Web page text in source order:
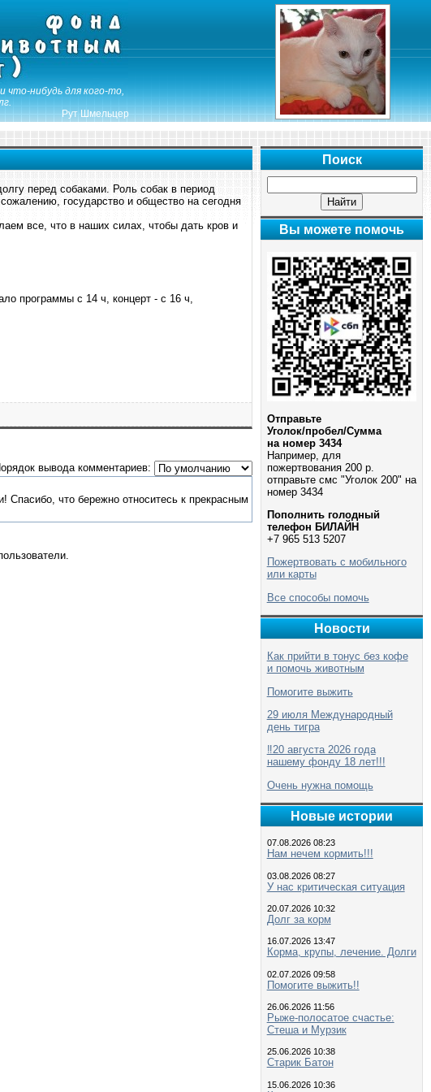
что-нибудь для кого-то,
Рут Шмельцер
Поиск
Вы можете помочь
Отправьте
Уголок/пробел/Сумма
на номер 3434
Например, для
пожертвования 200 р.
отправьте смс "Уголок 200" на
номер 3434
Пополнить голодный
телефон БИЛАЙН
+7 965 513 5207
Пожертвовать с мобильного
или карты
Все способы помочь
Новости
Как прийти в тонус без кофе
и помочь животным
Помогите выжить
29 июля Международный
день тигра
‼️20 августа 2026 года
нашему фонду 18 лет!!!
Очень нужна помощь
Новые истории
07.08.2026 08:23
Нам нечем кормить!!!
03.08.2026 08:27
У нас критическая ситуация
20.07.2026 10:32
Долг за корм
16.07.2026 13:47
Корма, крупы, лечение. Долги
02.07.2026 09:58
Помогите выжить!!
26.06.2026 11:56
Рыже-полосатое счастье:
Стеша и Мурзик
25.06.2026 10:38
Старик Батон
15.06.2026 10:36
перед собаками. Роль собак в период
государство и общество на сегодня
все, что в наших силах, чтобы дать кров и
программы с 14 ч, концерт - с 16 ч,
вывода комментариев:
Спасибо, что бережно относитесь к прекрасным